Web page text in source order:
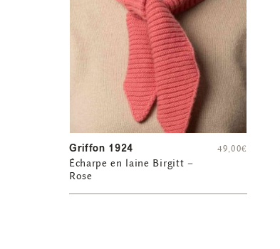
Griffon 1924
Écharpe en laine Birgitt –
Rose
49,00€